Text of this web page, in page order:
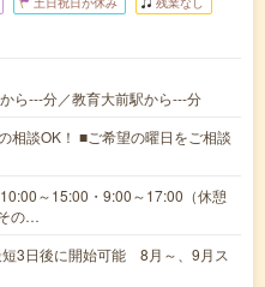
ら---分／教育大前駅から---分
相談OK！ ■ご希望の曜日をご相談
～15:00・9:00～17:00（休憩
の…
3日後に開始可能 8月～、9月ス